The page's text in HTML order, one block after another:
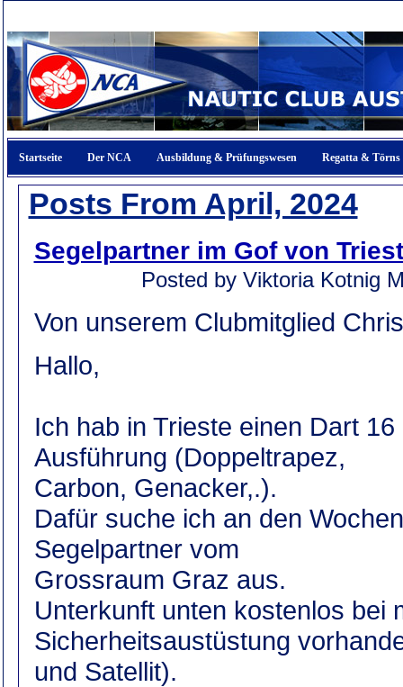
Startseite Der NCA Ausbildung & Prüfungswesen Regatta & Törns
Posts From April, 2024
Segelpartner im Gof von
Posted by Viktoria Kotnig
Von unserem Clubmitglied
Hallo,
Ich hab in Trieste einen Dart
Ausführung (Doppeltrapez,
Carbon, Genacker,.).
Dafür suche ich an den
Segelpartner vom
Grossraum Graz aus.
Unterkunft unten kostenlos bei
Sicherheitsaustüstung
und Satellit).